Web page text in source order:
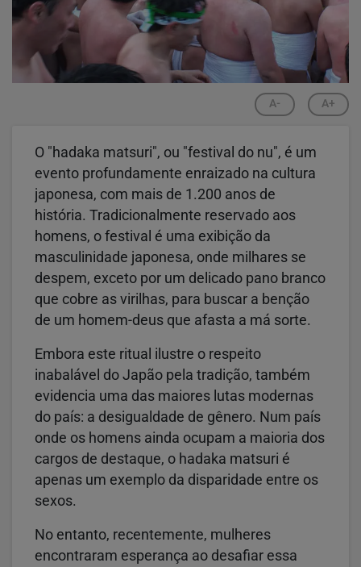
A- A+
O "hadaka matsuri", ou "festival do nu", é um
evento profundamente enraizado na cultura
japonesa, com mais de 1.200 anos de
história. Tradicionalmente reservado aos
homens, o festival é uma exibição da
masculinidade japonesa, onde milhares se
despem, exceto por um delicado pano branco
que cobre as virilhas, para buscar a benção
de um homem-deus que afasta a má sorte.
Embora este ritual ilustre o respeito
inabalável do Japão pela tradição, também
evidencia uma das maiores lutas modernas
do país: a desigualdade de gênero. Num país
onde os homens ainda ocupam a maioria dos
cargos de destaque, o hadaka matsuri é
apenas um exemplo da disparidade entre os
sexos.
No entanto, recentemente, mulheres
encontraram esperança ao desafiar essa